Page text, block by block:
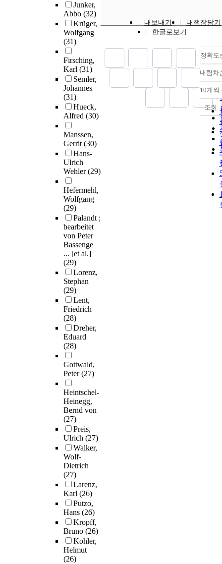
Junker,
Abbo (32)
Krüger,
Wolfgang
(31)
Firsching,
Karl (31)
Semler,
Johannes
(31)
Hueck,
Alfred (30)
Manssen,
Gerrit(30)
Hans-
Ulrich
Wehler(29)
Hefermehl,
Wolfgang
(29)
Palandt ;
bearbeitet
von Peter
Bassenge
... [et al.]
(29)
Lorenz,
Stephan
(29)
Lent,
Friedrich
(28)
Dreher,
Eduard
(28)
Gottwald,
Peter(27)
Heintschel-
Heinegg,
Bernd von
(27)
Preis,
Ulrich (27)
Walker,
Wolf-
Dietrich
(27)
Larenz,
Karl (26)
Putzo,
Hans (26)
Kropff,
Bruno (26)
Kohler,
Helmut
(26)
내보내기
내책장담기
한글로보기
정확도
내림차
10개씩
조회